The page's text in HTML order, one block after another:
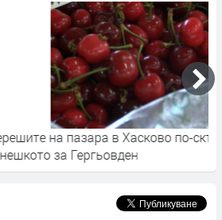
в Хасково по-скъпи от